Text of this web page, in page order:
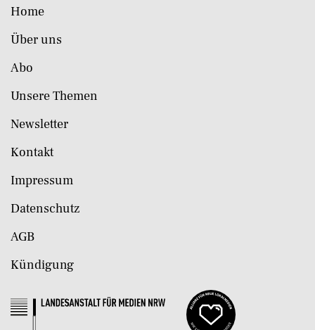
Home
Über uns
Abo
Unsere Themen
Newsletter
Kontakt
Impressum
Datenschutz
AGB
Kündigung